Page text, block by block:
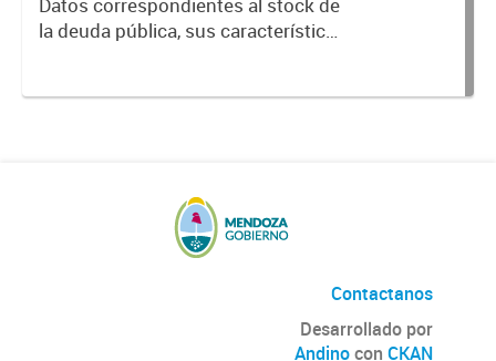
Datos correspondientes al stock de
la deuda pública, sus características
vigentes, calificaciones al emisor.
Contactanos
Desarrollado por
Andinocon CKAN